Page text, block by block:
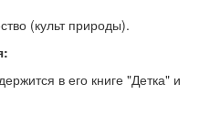
(культ природы).
в его книге "Детка" и